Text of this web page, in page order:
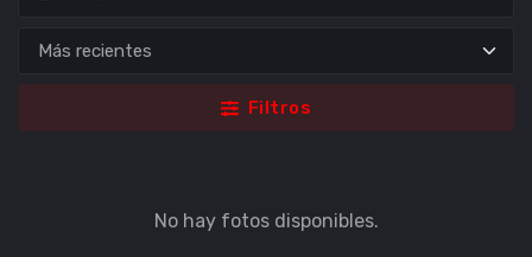
Filtros
No hay fotos disponibles.